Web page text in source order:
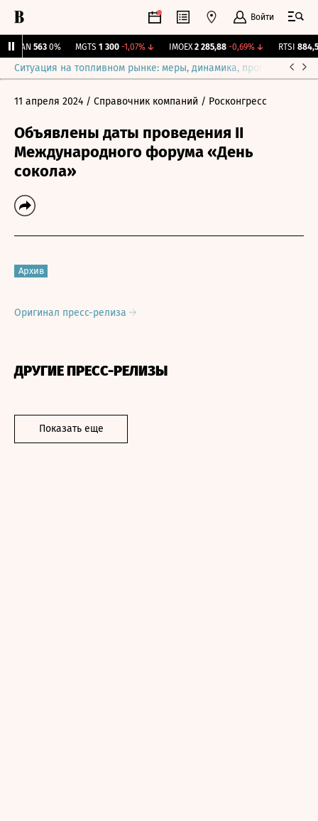
Войти
AVAN 563 0% MGTS 1 300 -1,07%↓ IMOEX 2 285,88 -0,69%↓ RTSI 884,56
Ситуация на топливном рынке: меры, динамика, прогнозы
11 апреля 2024 / Справочник компаний / Росконгресс
Объявлены даты проведения II
Международного форума «День
сокола»
Архив
Оригинал пресс-релиза
ДРУГИЕ ПРЕСС-РЕЛИЗЫ
Показать еще